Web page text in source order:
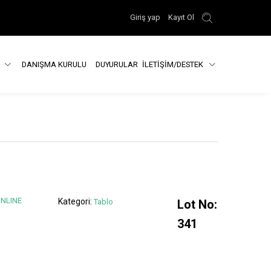
Giriş yap Kayıt Ol
DANIŞMA KURULU DUYURULAR İLETİŞİM/DESTEK
Kategori:Tablo
Lot No:
341